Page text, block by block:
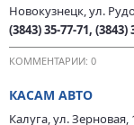
Новокузнецк, ул.
(3843) 35-77-71, (3843)
КОММЕНТАРИИ: 0
КАСАМ АВТО
Калуга, ул. Зерновая,